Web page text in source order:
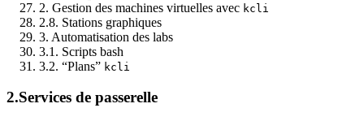
2. Gestion des machines virtuelles avec kcli
2.8. Stations graphiques
3. Automatisation des labs
3.1. Scripts bash
3.2. “Plans” kcli
2.Services de passerelle